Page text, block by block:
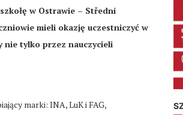
w Ostrawie – Střední
mieli okazję uczestniczyć w
nie tylko przez nauczycieli
marki: INA, LuK i FAG,